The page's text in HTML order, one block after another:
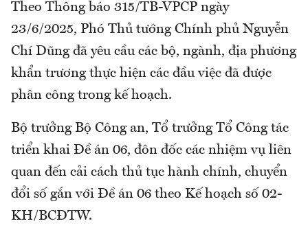
Theo Thông báo 315/TB-VPCP ngày
23/6/2025, Phó Thủ tướng Chính phủ Nguyễn
Chí Dũng đã yêu cầu các bộ, ngành, địa phương
khẩn trương thực hiện các đầu việc đã được
phân công trong kế hoạch.
Bộ trưởng Bộ Công an, Tổ trưởng Tổ Công tác
triển khai Đề án 06, đôn đốc các nhiệm vụ liên
quan đến cải cách thủ tục hành chính, chuyển
đổi số gắn với Đề án 06 theo Kế hoạch số 02-
KH/BCĐTW.